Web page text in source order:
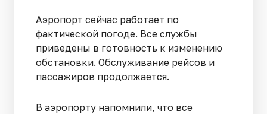
Аэропорт сейчас работает по
фактической погоде. Все службы
приведены в готовность к изменению
обстановки. Обслуживание рейсов и
пассажиров продолжается.
В аэропорту напомнили, что все